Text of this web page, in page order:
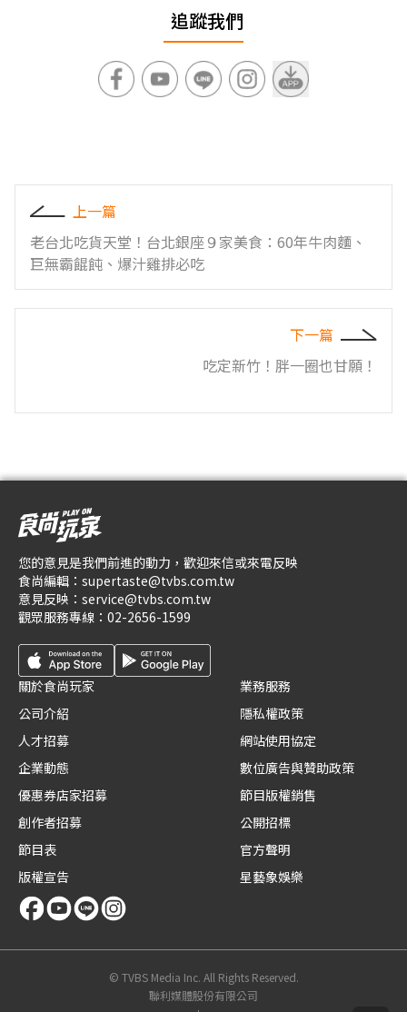
追蹤我們
上一篇
老台北吃貨天堂！台北銀座９家美食：60年牛肉麵、
巨無霸餛飩、爆汁雞排必吃
下一篇
吃定新竹！胖一圈也甘願！
您的意見是我們前進的動力，歡迎來信或來電反映
食尚編輯： supertaste@tvbs.com.tw
意見反映： service@tvbs.com.tw
觀眾服務專線： 02-2656-1599
關於食尚玩家
公司介紹
人才招募
企業動態
優惠券店家招募
創作者招募
節目表
版權宣告
業務服務
隱私權政策
網站使用協定
數位廣告與贊助政策
節目版權銷售
公開招標
官方聲明
星藝象娛樂
© TVBS Media Inc. All Rights Reserved.
聯利媒體股份有限公司